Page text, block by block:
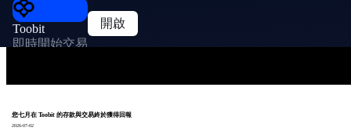
Toobit
即時開始交易
開啟
您七月在 Toobit 的存款與交易終於獲得回報
2026-07-02